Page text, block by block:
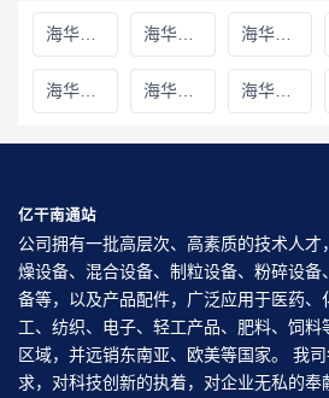
海华财务雅安线上分站 海华财务绵阳线上分站 海华财务甘孜藏族自治州线上分站
海华财务成都线上分站 海华财务遂宁线上分站 海华财务广元线上分站
亿干南通站
公司拥有一批高层次、高素质的技术人
燥设备、混合设备、制粒设备、粉碎设
备等，以及产品配件，广泛应用于医药、
工、纺织、电子、轻工产品、肥料、饲
区域，并远销东南亚、欧美等国家。 我
求，对科技创新的执着，对企业无私的